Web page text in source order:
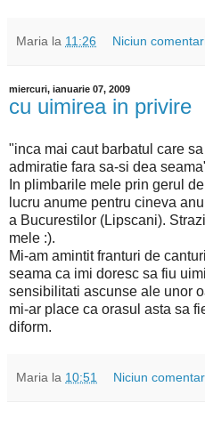
Maria la 11:26 Niciun
miercuri, ianuarie 07, 2009
cu uimirea in privire
"inca mai caut barbatul care
admiratie fara sa-si dea
In plimbarile mele prin gerul
lucru anume pentru cineva
a Bucurestilor (Lipscani).
mele :).
Mi-am amintit franturi de
seama ca imi doresc sa fiu
sensibilitati ascunse ale unor
mi-ar place ca orasul asta sa
diform.
Maria la 10:51 Niciun